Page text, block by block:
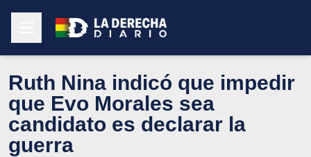
Ruth Nina indicó que impedir
que Evo Morales sea
candidato es declarar la
guerra